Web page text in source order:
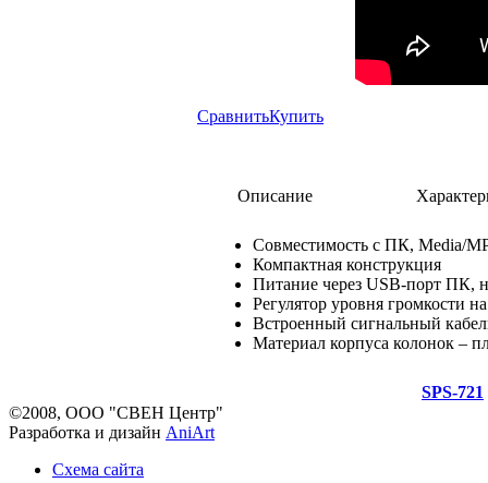
СравнитьКупить
Описание
Совместимость с ПК, Media/
Компактная конструкция
Питание через USB-порт ПК,
Регулятор уровня громкости
Встроенный сигнальный
Материал корпуса колонок –
SPS-721
©2008, ООО "СВЕН Центр"
Разработка и дизайн AniArt
Схема сайта